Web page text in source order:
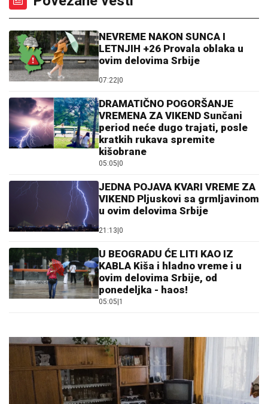
NEVREME NAKON SUNCA I
LETNJIH +26 Provala oblaka u
ovim delovima Srbije
07:22 0
DRAMATIČNO POGORŠANJE
VREMENA ZA VIKEND Sunčani
period neće dugo trajati, posle
kratkih rukava spremite
kišobrane
05:05 0
JEDNA POJAVA KVARI VREME ZA
VIKEND Pljuskovi sa grmljavinom
u ovim delovima Srbije
21:13 0
U BEOGRADU ĆE LITI KAO IZ
KABLA Kiša i hladno vreme i u
ovim delovima Srbije, od
ponedeljka - haos!
05:05 1